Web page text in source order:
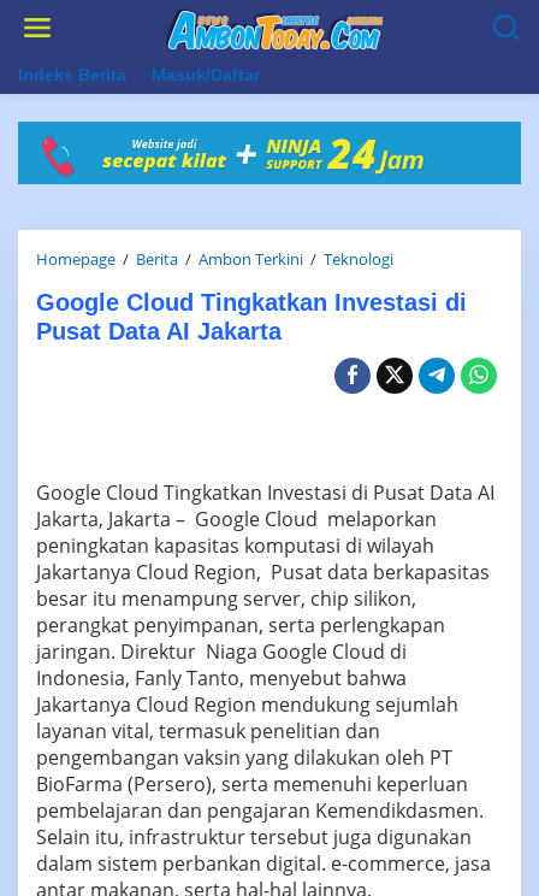
Indeks Berita Masuk/Daftar
Homepage / Berita / Ambon Terkini / TeknologiGoogle
Tingkatkan
Pusat
Data
Google Cloud Tingkatkan Investasi di
Pusat Data AI Jakarta
Google Cloud Tingkatkan Investasi di Pusat Data AI
Jakarta, Jakarta – Google Cloud melaporkan
peningkatan kapasitas komputasi di wilayah
Jakartanya Cloud Region, Pusat data berkapasitas
besar itu menampung server, chip silikon,
perangkat penyimpanan, serta perlengkapan
jaringan. Direktur Niaga Google Cloud di
Indonesia, Fanly Tanto, menyebut bahwa
Jakartanya Cloud Region mendukung sejumlah
layanan vital, termasuk penelitian dan
pengembangan vaksin yang dilakukan oleh PT
BioFarma (Persero), serta memenuhi keperluan
pembelajaran dan pengajaran Kemendikdasmen.
Selain itu, infrastruktur tersebut juga digunakan
dalam sistem perbankan digital. e-commerce, jasa
antar makanan, serta hal-hal lainnya.